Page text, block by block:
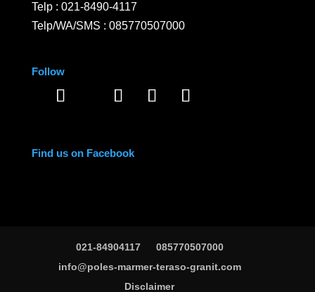
Telp : 021-8490-4117
Telp/WA/SMS : 085770507000
Follow
Find us on Facebook
021-84904117
085770507000
info@poles-marmer-teraso-granit.com
Disclaimer